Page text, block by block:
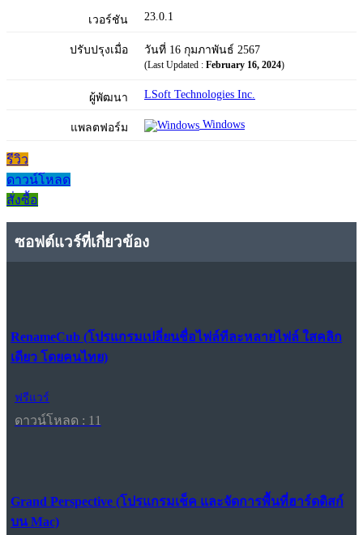
เวอร์ชัน 23.0.1
ปรับปรุงเมื่อ วันที่ 16 กุมภาพันธ์ 2567
(Last Updated : February 16, 2024)
ผู้พัฒนา LSoft Technologies Inc.
แพลตฟอร์ม Windows
รีวิว
ดาวน์โหลด
สั่งซื้อ
ซอฟต์แวร์ที่เกี่ยวข้อง
RenameCub (โปรแกรมเปลี่ยนชื่อไฟล์ทีละหลายไฟล์ ใสคลิก
เดียว โดยคนไทย)
ฟรีแวร์
ดาวน์โหลด : 11
Grand Perspective (โปรแกรมเช็ค และจัดการพื้นที่ฮาร์ดดิสก์
บน Mac)